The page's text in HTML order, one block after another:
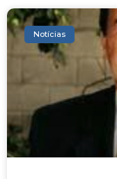
Notícias